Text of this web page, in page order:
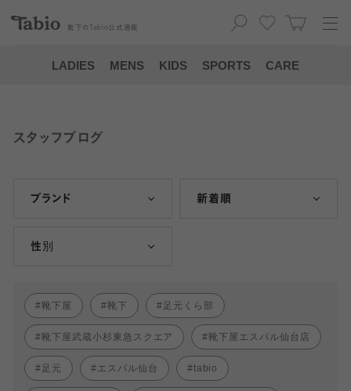
靴下の Tabio 公式通販
LADIES MENS KIDS SPORTS CARE
スタッフブログ
ブランド 新着順
性別
靴下屋 靴下 足元くら部
靴下屋武蔵小杉東急スクエア 靴下屋エスパル仙台店
足元 エスパル仙台 tabio